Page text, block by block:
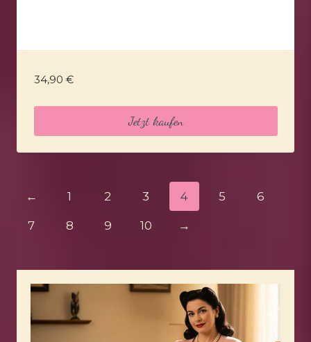
34,90 €
Jetzt kaufen
← 1 2 3 4 5 6
7 8 9 10 →